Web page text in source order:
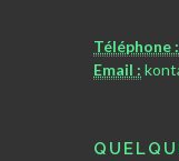
Téléphone :
Email :